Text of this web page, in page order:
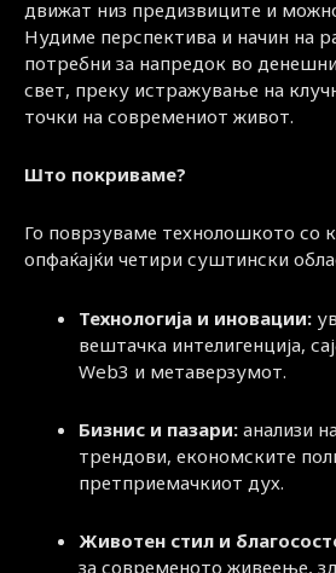
движат низ предизвиците и
Нудиме перспектива и начин на
потребни за напредок во
свет, преку истражување на
точки на современиот живот.
Што покриваме?
Го поврзуваме технолошкото со
опфаќајќи четири суштински
Технологија и иновации:
вештачка интелигенција,
Web3 и метаверзумот.
Бизнис и пазари: анализи
трендови, економските
претприемачкиот дух.
Животен стил и
за современото живеење,